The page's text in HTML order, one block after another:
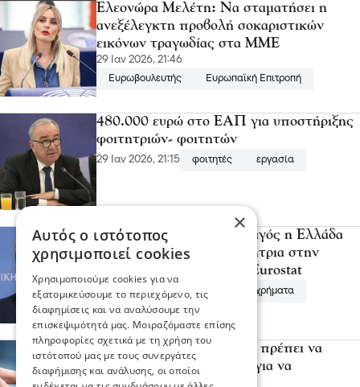
Ελεονώρα Μελέτη: Να σταματήσει η
ανεξέλεγκτη προβολή σοκαριστικών
εικόνων τραγωδίας στα ΜΜΕ
29 Ιαν 2026, 21:46
Ευρωβουλευτής Ευρωπαϊκή Επιτροπή
480.000 ευρώ στο ΕΑΠ για υποστήριξης
φοιτητριών- φοιτητών
29 Ιαν 2026, 21:15 φοιτητές εργασία
Δημήτρης Νατσιός: Ουραγός η Ελλάδα
στους μισθούς, πρωταθλήτρια στην
ακρίβεια σύμφωνα με τη Eurostat
27 Ιαν 2026, 20:41 εργασία χρήματα
Χαρτζιλίκι μέσω IRIS: Τι πρέπει να
κάνουν γονείς και παιδιά για να
×
Αυτός ο ιστότοπος
χρησιμοποιεί cookies
Χρησιμοποιούμε cookies για να
εξατομικεύσουμε το περιεχόμενο, τις
διαφημίσεις και να αναλύσουμε την
επισκεψιμότητά μας. Μοιραζόμαστε επίσης
πληροφορίες σχετικά με τη χρήση του
ιστότοπού μας με τους συνεργάτες
διαφήμισης και ανάλυσης, οι οποίοι